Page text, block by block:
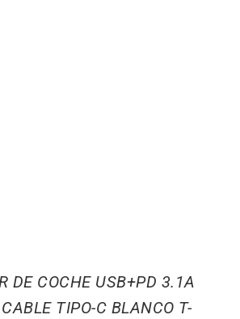
DE COCHE USB+PD 3.1A
TIPO-C BLANCO T-